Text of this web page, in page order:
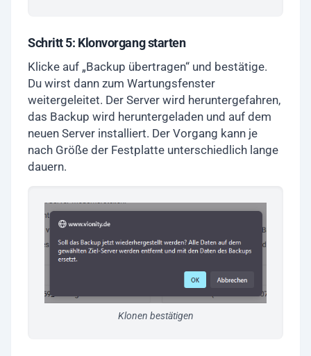
Schritt 5: Klonvorgang starten
Klicke auf „Backup übertragen“ und bestätige.
Du wirst dann zum Wartungsfenster
weitergeleitet. Der Server wird heruntergefahren,
das Backup wird heruntergeladen und auf dem
neuen Server installiert. Der Vorgang kann je
nach Größe der Festplatte unterschiedlich lange
dauern.
Klonen bestätigen